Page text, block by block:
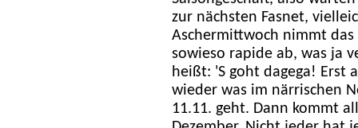
zur nächsten Fasnet,
Aschermittwoch nimmt das
sowieso rapide ab, was ja
heißt: 'S goht dagega! Erst
wieder was im närrischen
11.11. geht. Dann kommt